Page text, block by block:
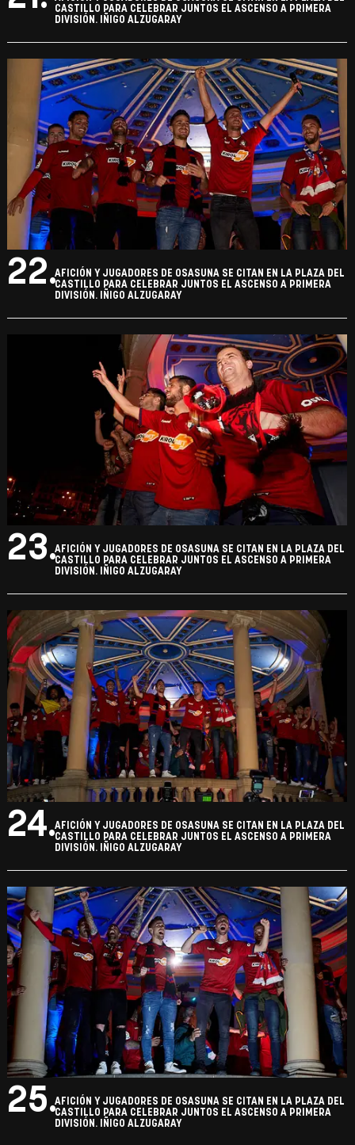
CASTILLO PARA CELEBRAR JUNTOS EL ASCENSO A PRIMERA
DIVISIÓN. IÑIGO ALZUGARAY
22.AFICIÓN Y JUGADORES DE OSASUNA SE CITAN EN LA PLAZA DEL
CASTILLO PARA CELEBRAR JUNTOS EL ASCENSO A PRIMERA
DIVISIÓN. IÑIGO ALZUGARAY
23.AFICIÓN Y JUGADORES DE OSASUNA SE CITAN EN LA PLAZA DEL
CASTILLO PARA CELEBRAR JUNTOS EL ASCENSO A PRIMERA
DIVISIÓN. IÑIGO ALZUGARAY
24.AFICIÓN Y JUGADORES DE OSASUNA SE CITAN EN LA PLAZA DEL
CASTILLO PARA CELEBRAR JUNTOS EL ASCENSO A PRIMERA
DIVISIÓN. IÑIGO ALZUGARAY
25.AFICIÓN Y JUGADORES DE OSASUNA SE CITAN EN LA PLAZA DEL
CASTILLO PARA CELEBRAR JUNTOS EL ASCENSO A PRIMERA
DIVISIÓN. IÑIGO ALZUGARAY